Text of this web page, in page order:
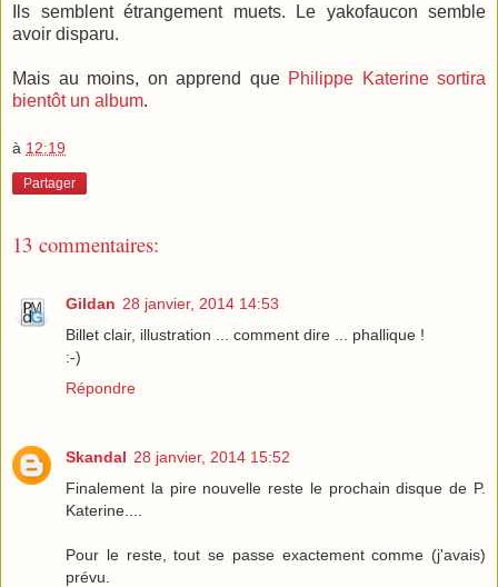
Ils semblent étrangement muets. Le yakofaucon semble
avoir disparu.
Mais au moins, on apprend que Philippe Katerine sortira
bientôt un album.
à 12:19
Partager
13 commentaires:
Gildan 28 janvier, 2014 14:53
Billet clair, illustration ... comment dire ... phallique !
:-)
Répondre
Skandal 28 janvier, 2014 15:52
Finalement la pire nouvelle reste le prochain disque de P.
Katerine....
Pour le reste, tout se passe exactement comme (j'avais)
prévu.